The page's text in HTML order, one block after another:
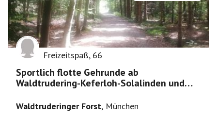
Freizeitspaß, 66
Sportlich flotte Gehrunde ab
Waldtrudering-Keferloh-Solalinden und
Waldtruderinger Forst, München